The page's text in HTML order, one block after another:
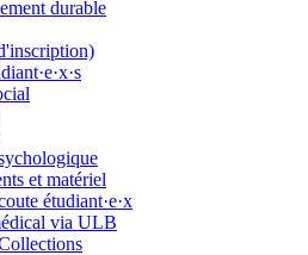
durable
et matériel
étudiant·e·x
via ULB